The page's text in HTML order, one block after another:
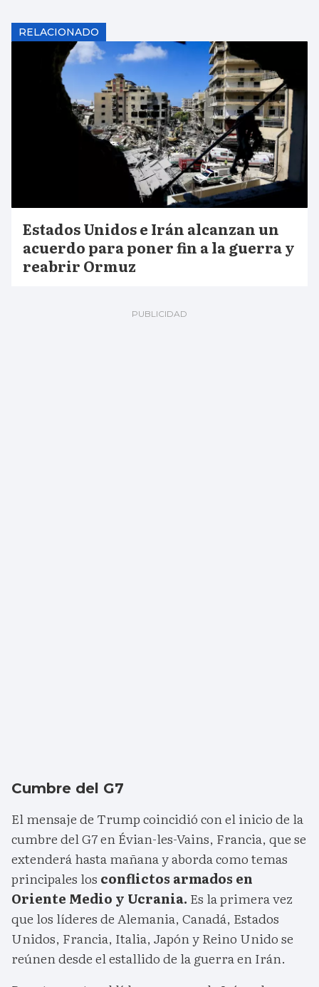
RELACIONADO
Estados Unidos e Irán alcanzan un
acuerdo para poner fin a la guerra y
reabrir Ormuz
Cumbre del G7
El mensaje de Trump coincidió con el inicio de la
cumbre del G7 en Évian-les-Vains, Francia, que se
extenderá hasta mañana y aborda como temas
principales los conflictos armados en
Oriente Medio y Ucrania. Es la primera vez
que los líderes de Alemania, Canadá, Estados
Unidos, Francia, Italia, Japón y Reino Unido se
reúnen desde el estallido de la guerra en Irán.